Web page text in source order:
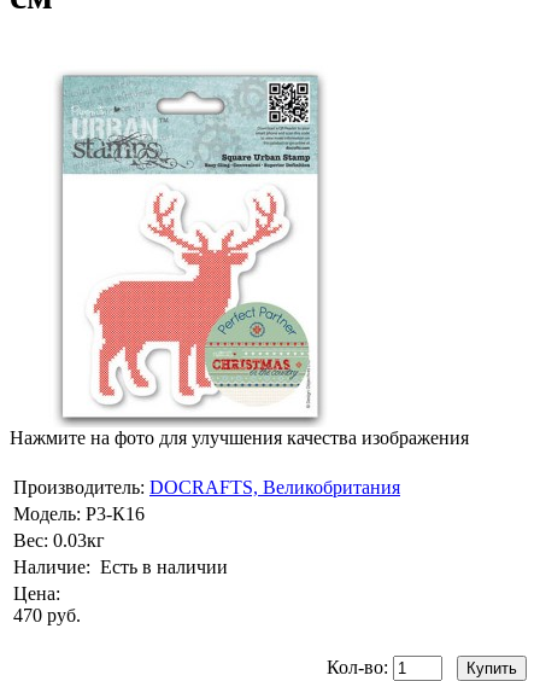
Нажмите на фото для улучшения качества изображения
Производитель: DOCRAFTS, Великобритания
Модель: Р3-К16
Вес: 0.03кг
Наличие: Есть в наличии
Цена:
470 руб.
Кол-во: